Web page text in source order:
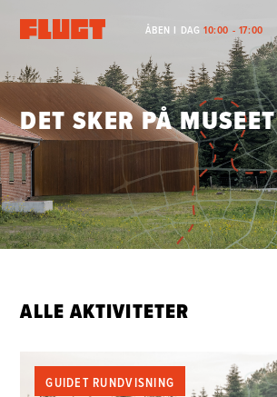
ÅBEN I DAG10:00 - 17:00
DET SKER PÅ MUSEET
ALLE AKTIVITETER
GUIDET RUNDVISNING